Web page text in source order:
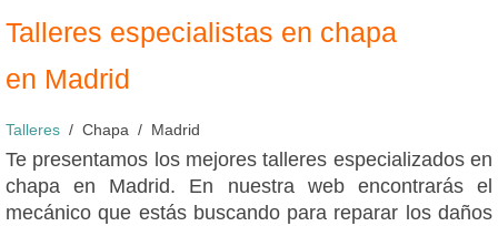
Talleres especialistas en chapa
en Madrid
Talleres Chapa Madrid
Te presentamos los mejores talleres especializados en
chapa en Madrid. En nuestra web encontrarás el
mecánico que estás buscando para reparar los daños